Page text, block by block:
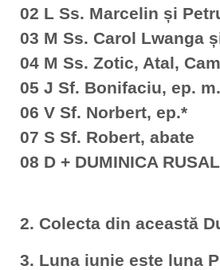
02 L Ss. Marcelin și
03 M Ss. Carol Lwanga
04 M Ss. Zotic, Atal,
05 J Sf. Bonifaciu, ep.
06 V Sf. Norbert, ep.*
07 S Sf. Robert, abate
08 D + DUMINICA
2. Colecta din această
3. Luna iunie este luna